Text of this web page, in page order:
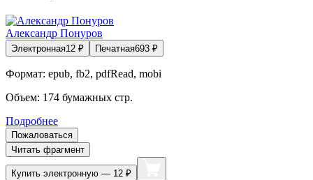
Александр Понуров
Электронная12 ₽ Печатная693 ₽
Формат: epub, fb2, pdfRead, mobi
Объем: 174 бумажных стр.
Подробнее
Пожаловаться
Читать фрагмент
Купить электронную — 12 ₽